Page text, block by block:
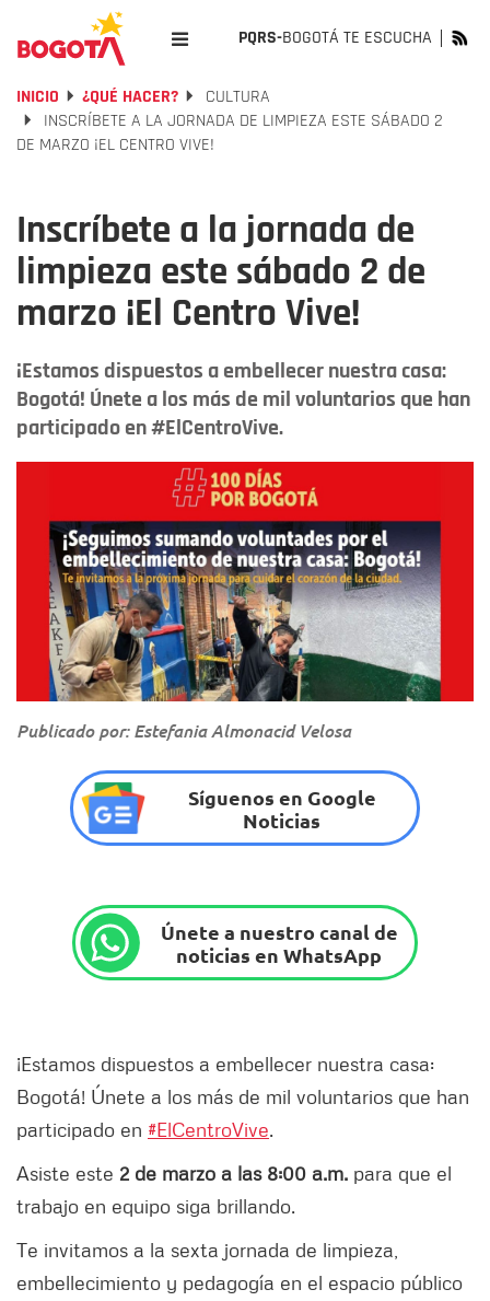
PQRS-BOGOTÁ TE ESCUCHA
INICIO ¿QUÉ HACER?
CULTURA
INSCRÍBETE A LA JORNADA DE LIMPIEZA ESTE SÁBADO 2
DE MARZO ¡EL CENTRO VIVE!
Inscríbete a la jornada de
limpieza este sábado 2 de
marzo ¡El Centro Vive!
¡Estamos dispuestos a embellecer nuestra casa:
Bogotá! Únete a los más de mil voluntarios que han
participado en #ElCentroVive.
Publicado por: Estefania Almonacid Velosa
Síguenos en Google
Noticias
Únete a nuestro canal de
noticias en WhatsApp
¡Estamos dispuestos a embellecer nuestra casa:
Bogotá! Únete a los más de mil voluntarios que han
participado en #ElCentroVive.
Asiste este 2 de marzo a las 8:00 a.m. para que el
trabajo en equipo siga brillando.
Te invitamos a la sexta jornada de limpieza,
embellecimiento y pedagogía en el espacio público